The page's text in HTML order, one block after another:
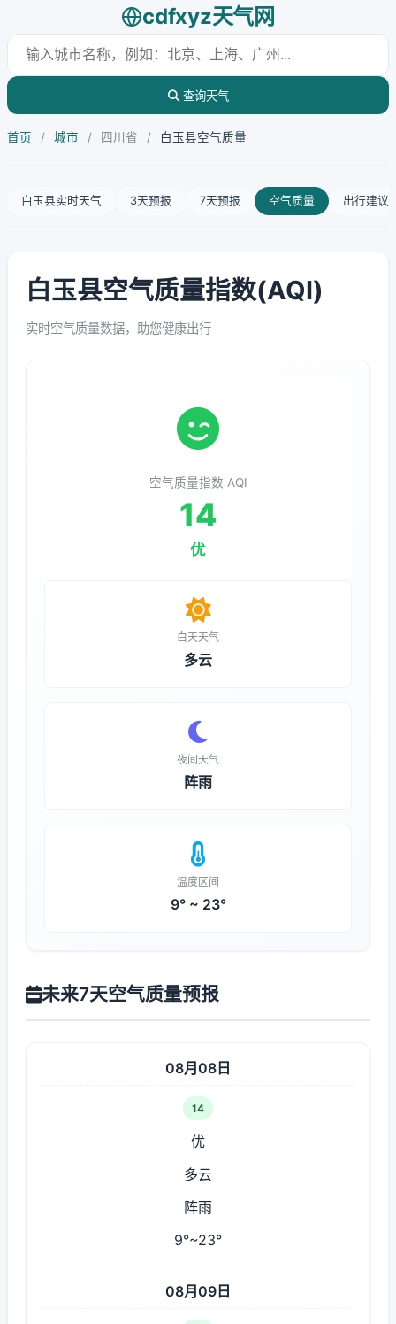
cdfxyz天气网
查询天气
首页 / 城市 / 四川省 / 白玉县空气质量
白玉县实时天气 3天预报 7天预报 空气质量 出行建议
白玉县空气质量指数(AQI)
实时空气质量数据，助您健康出行
空气质量指数 AQI
14
优
白天天气
多云
夜间天气
阵雨
温度区间
9° ~ 23°
未来7天空气质量预报
08月08日
14
优
多云
阵雨
9°~23°
08月09日